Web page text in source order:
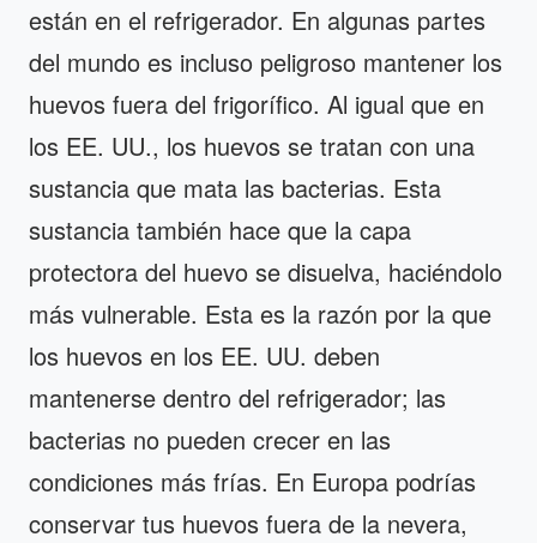
están en el refrigerador. En algunas partes
del mundo es incluso peligroso mantener los
huevos fuera del frigorífico. Al igual que en
los EE. UU., los huevos se tratan con una
sustancia que mata las bacterias. Esta
sustancia también hace que la capa
protectora del huevo se disuelva, haciéndolo
más vulnerable. Esta es la razón por la que
los huevos en los EE. UU. deben
mantenerse dentro del refrigerador; las
bacterias no pueden crecer en las
condiciones más frías. En Europa podrías
conservar tus huevos fuera de la nevera,